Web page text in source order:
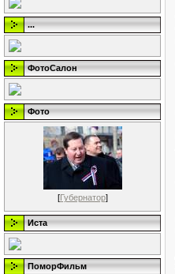
...
ФотоСалон
Фото
[Губернатор]
Иста
ПоморФильм